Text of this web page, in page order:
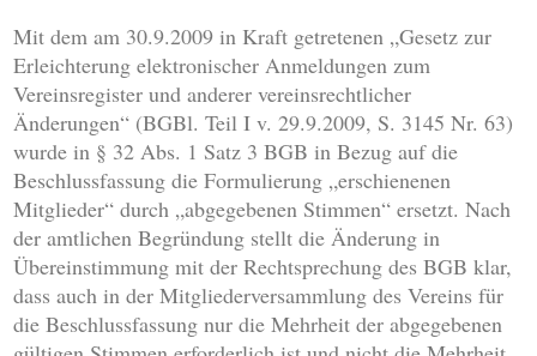
Mit dem am 30.9.2009 in Kraft getretenen „Gesetz zur
Erleichterung elektronischer Anmeldungen zum
Vereinsregister und anderer vereinsrechtlicher
Änderungen“ (BGBl. Teil I v. 29.9.2009, S. 3145 Nr. 63)
wurde in § 32 Abs. 1 Satz 3 BGB in Bezug auf die
Beschlussfassung die Formulierung „erschienenen
Mitglieder“ durch „abgegebenen Stimmen“ ersetzt. Nach
der amtlichen Begründung stellt die Änderung in
Übereinstimmung mit der Rechtsprechung des BGB klar,
dass auch in der Mitgliederversammlung des Vereins für
die Beschlussfassung nur die Mehrheit der abgegebenen